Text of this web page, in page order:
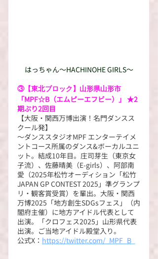
はっちゃん～HACHINOHE GIRLS～
③【東北ブロック】山形県山形市
「MPF☆B（エムピーエフビー）」 ★2
期ぶり2回目
【大阪・関西万博出演！名門ダンスス
クール発】
～ダンススタジオMPF エンターテイメ
ントコース所属のダンス&ボーカルユニ
ット。結成10年目。庄司芽生（東京女
子流）、佐藤晴美（E-girls）、阿部南
愛（2025年松竹オーディション「松竹
JAPAN GP CONTEST 2025」準グランプ
リ・観客賞受賞）を輩出。大阪・関西
万博2025「地方創生SDGsフェス」（内
閣府主催）に地方アイドル代表として
出演。「クロフェス2025」山形県代表
出演。ご当地アイドル殿堂入り。
公式X： https://twitter.com/_MPF_B